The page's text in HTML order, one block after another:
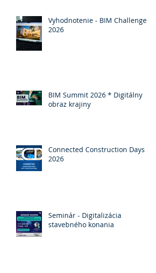
Vyhodnotenie - BIM Challenge
2026
BIM Summit 2026 * Digitálny
obraz krajiny
Connected Construction Days
2026
Seminár - Digitalizácia
stavebného konania